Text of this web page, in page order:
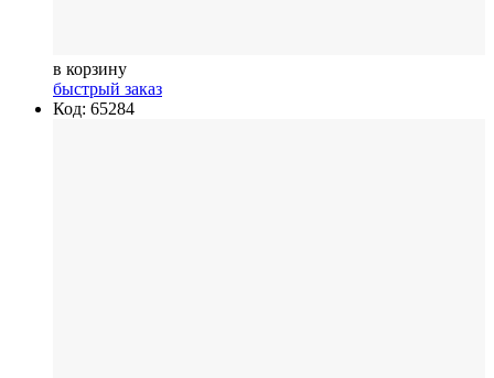
в корзину
быстрый заказ
Код: 65284